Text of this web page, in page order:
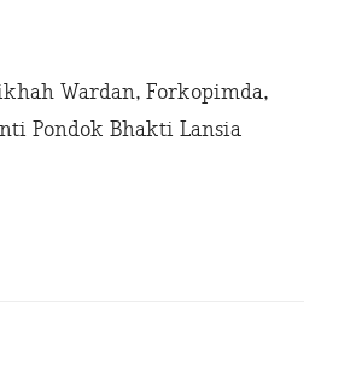
Wardan, Forkopimda,
Pondok Bhakti Lansia